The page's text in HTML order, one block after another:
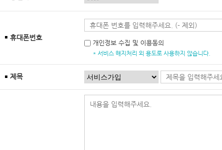
휴대폰번호
개인정보 수집 및 이용동의
* 서비스 해지처리 외 용도로 사용하지 않습니다.
제목